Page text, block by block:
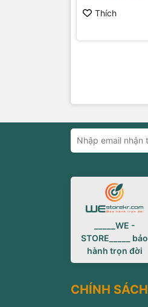
Thích
_____WE -
STORE_____ bảo
hành trọn đời
CHÍNH SÁCH